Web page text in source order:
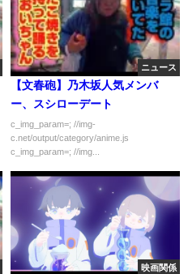
ニュース
【文春砲】乃木坂人気メンバ
ー、スシローデート
c_img_param=; //img-
c.net/output/category/anime.js
c_img_param=; //img...
映画関係